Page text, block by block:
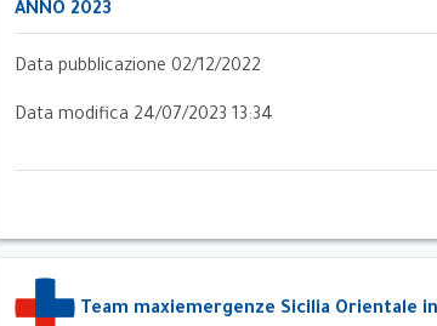
ANNO 2023
Data pubblicazione 02/12/2022
Data modifica 24/07/2023 13:34
Team maxiemergenze Sicilia Orientale in